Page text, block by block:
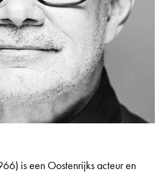
is een Oostenrijks acteur en